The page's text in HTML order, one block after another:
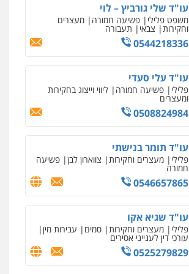
עו"ד אמיר כהן
פלילי מעצרים וחקירות תעבורה
0537470000
עו"ד רויטל סבג שקד
פלילי פשיעה חמורה אמצעי לחימה
אלימות עורכי דין לענייני אסירים
0528615306
עו"ד רועי אטיאס
משפט פלילי פשיעה חמורה צווארון לבן
525043999
עו"ד אסף כהן
פלילי פשיעה חמורה סמים והימורים
מעצרים וחקירות
0526555488